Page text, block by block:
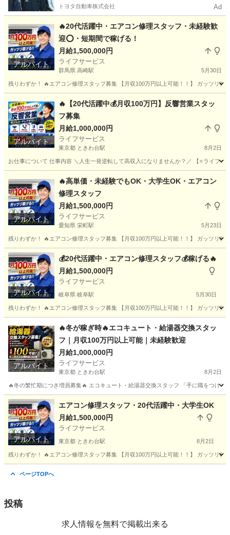
トヨタ自動車株式会社 Ad
アルバイト
🔥20代活躍中・エアコン修理スタッフ・未経験歓
迎⭕️・短期間で稼げる！
月給1,500,000円
ライフサービス
群馬県 高崎駅 5月30日
残りわずか！ 🔥エアコン修理スタッフ募集 【月収100万円以上可能！！】 ガッツリ
高崎駅 その他 スタッフ
アルバイト
🔥【20代活躍中💰月収100万円】反響営業スタッ
フ募集
月給1,000,000円
ライフサービス
東京都 ときわ台駅 8月2日
お仕事について 仕事内容 ＼人生一発逆転して高収入になりませんか？／ 【⭐️ライフ
ときわ台駅 その他 スタッフ
アルバイト
🔥高単価・未経験でもOK・大学生OK・エアコン
修理スタッフ
月給1,500,000円
ライフサービス
愛知県 栄町駅 5月23日
残りわずか！ 🔥エアコン修理スタッフ募集 【月収100万円以上可能！！】 ガッツリ
愛知 名古屋市 栄町駅 スタッフ
アルバイト
💰20代活躍中・エアコン修理スタッフ💰稼げる🔥
月給1,500,000円
ライフサービス
岐阜県 岐阜駅 5月30日
残りわずか！ 🔥エアコン修理スタッフ募集 【月収100万円以上可能！！】 ガッツリ
岐阜駅 建築 スタッフ
アルバイト
🔥冬が稼ぎ時🔥エコキュート・給湯器交換スタッ
フ｜月収100万円以上可能｜未経験歓迎
月給1,000,000円
ライフサービス
東京都 ときわ台駅 8月2日
🔥冬の繁忙期につき増員募集🔥 エコキュート・給湯器交換スタッフ 「手に職をつけ
東京 板橋区 ときわ台駅 建築 エコキュート
アルバイト
エアコン修理スタッフ・20代活躍中・大学生OK
月給1,500,000円
ライフサービス
東京都 ときわ台駅 8月2日
残りわずか！ 🔥エアコン修理スタッフ募集 【月収100万円以上可能！！】 ガッツリ
ページTOPへ
投稿
求人情報を無料で掲載出来る